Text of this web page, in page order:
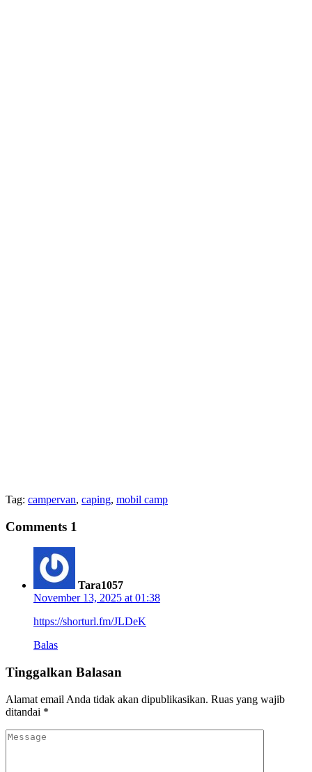
Tag: campervan, caping, mobil camp
Comments 1
Tara1057
November 13, 2025 at 01:38
https://shorturl.fm/JLDeK
Balas
Tinggalkan Balasan
Alamat email Anda tidak akan dipublikasikan. Ruas yang wajib
ditandai *